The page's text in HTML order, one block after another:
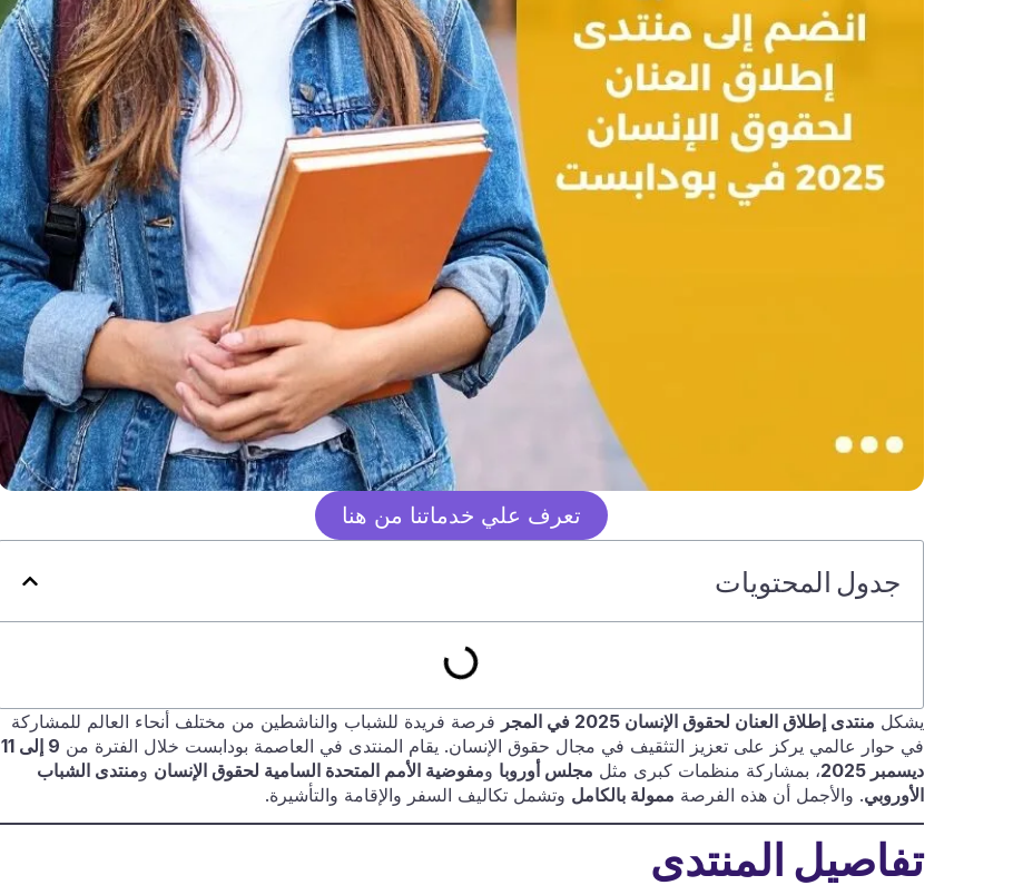
تعرف علي خدماتنا من هنا
جدول المحتويات
يشكل منتدى إطلاق العنان لحقوق الإنسان 2025 في المجر
فرصة فريدة للشباب والناشطين من مختلف أنحاء العالم للمشاركة
في حوار عالمي يركز على تعزيز التثقيف في مجال حقوق الإنسان. يقام المنتدى في العاصمة بودابست خلال الفترة من
9 إلى 11
ديسمبر 2025
، بمشاركة منظمات كبرى مثل مجلس أوروبا ومفوضية الأمم المتحدة السامية لحقوق الإنسان ومنتدى الشباب
الأوروبي. والأجمل أن هذه الفرصة ممولة بالكامل وتشمل تكاليف السفر والإقامة والتأشيرة.
تفاصيل المنتدى